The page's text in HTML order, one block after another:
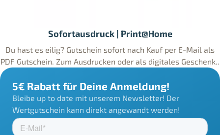
Sofortausdruck | Print@Home
Du hast es eilig? Gutschein sofort nach Kauf per E-Mail als
PDF Gutschein. Zum Ausdrucken oder als digitales Geschenk..
5€ Rabatt für Deine Anmeldung!
Bleibe up to date mit unserem Newsletter! Der
Wertgutschein kann direkt angewandt werden!